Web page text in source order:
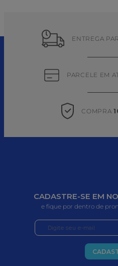
ENTREGA
PARCELE EM
COMPRA
CADASTRE-SE EM
e fique por dentro de